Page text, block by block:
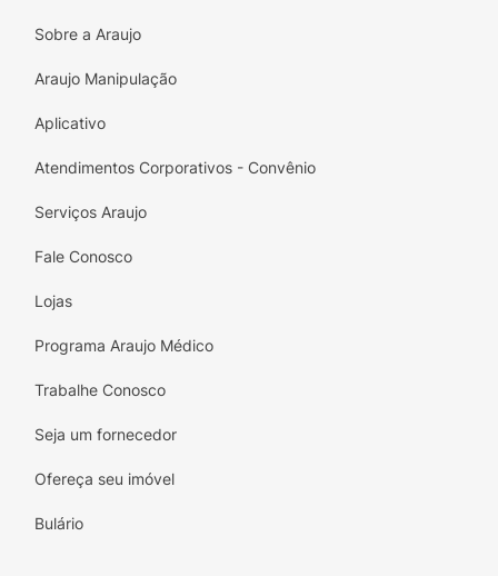
Sobre a Araujo
Araujo Manipulação
Aplicativo
Atendimentos Corporativos - Convênio
Serviços Araujo
Fale Conosco
Lojas
Programa Araujo Médico
Trabalhe Conosco
Seja um fornecedor
Ofereça seu imóvel
Bulário